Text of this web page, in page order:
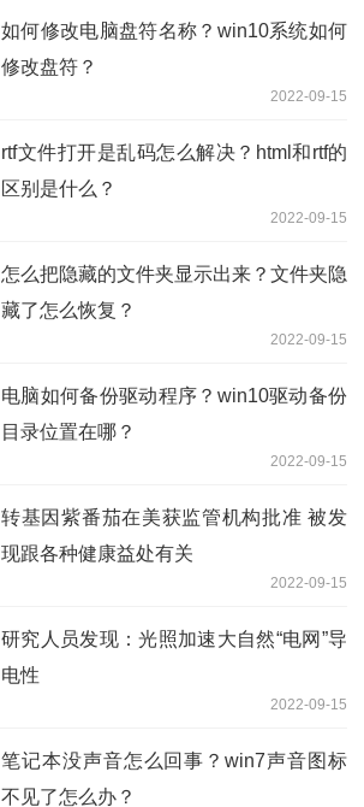
如何修改电脑盘符名称？win10系统如何
修改盘符？
2022-09-15
rtf文件打开是乱码怎么解决？html和rtf的
区别是什么？
2022-09-15
怎么把隐藏的文件夹显示出来？文件夹隐
藏了怎么恢复？
2022-09-15
电脑如何备份驱动程序？win10驱动备份
目录位置在哪？
2022-09-15
转基因紫番茄在美获监管机构批准 被发
现跟各种健康益处有关
2022-09-15
研究人员发现：光照加速大自然“电网”导
电性
2022-09-15
笔记本没声音怎么回事？win7声音图标
不见了怎么办？